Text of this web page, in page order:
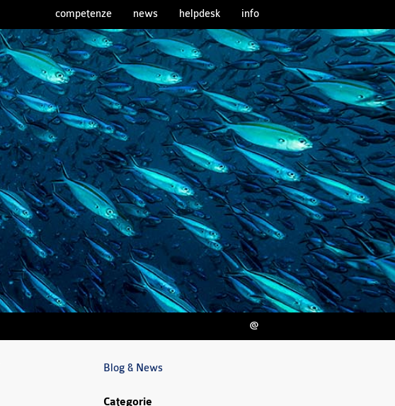
competenze news helpdesk info
@
Blog & News
Categorie